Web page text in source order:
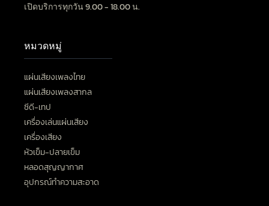
เปิดบริการทุกวัน 9.00 - 18.00 น.
หมวดหมู่
แผ่นเสียงเพลงไทย
แผ่นเสียงเพลงสากล
ซีดี-เทป
เครื่องเล่นแผ่นเสียง
เครื่องเสียง
หัวเข็ม-ปลายเข็ม
หลอดสุญญากาศ
อุปกรณ์ทำความสะอาด